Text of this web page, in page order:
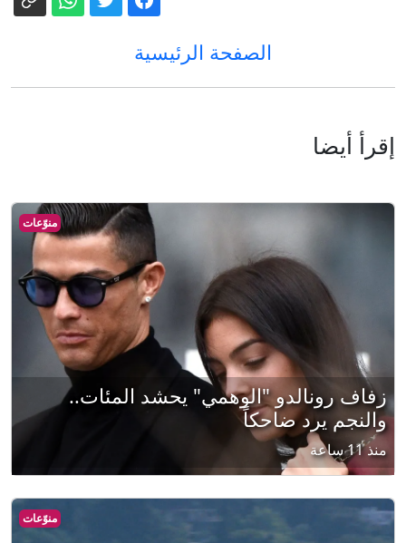
الصفحة الرئيسية
إقرأ أيضا
منوّعات
زفاف رونالدو "الوهمي" يحشد المئات..
والنجم يرد ضاحكاً
منذ 11 ساعة
منوّعات